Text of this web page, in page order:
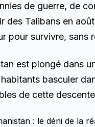
de guerre, de
Talibans en
pour survivre, sans
est plongé
basculer
de cette
: le déni de la